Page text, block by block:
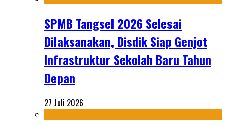
SPMB Tangsel 2026 Selesai
Dilaksanakan, Disdik Siap Genjot
Infrastruktur Sekolah Baru Tahun
Depan
27 Juli 2026